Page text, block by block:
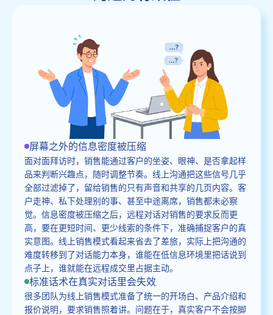
屏幕之外的信息密度被压缩
面对面拜访时，销售能通过客户的坐姿、眼神、是否拿起样
品来判断兴趣点，随时调整节奏。线上沟通把这些信号几乎
全部过滤掉了，留给销售的只有声音和共享的几页内容。客
户走神、私下处理别的事、甚至中途离席，销售都未必察
觉。信息密度被压缩之后，远程对话对销售的要求反而更
高，要在更短时间、更少线索的条件下，准确捕捉客户的真
实意图。线上销售模式看起来省去了差旅，实际上把沟通的
难度转移到了对话能力本身，谁能在低信息环境里把话说到
点子上，谁就能在远程成交里占据主动。
标准话术在真实对话里会失效
很多团队为线上销售模式准备了统一的开场白、产品介绍和
报价说明，要求销售照着讲。问题在于，真实客户不会按脚